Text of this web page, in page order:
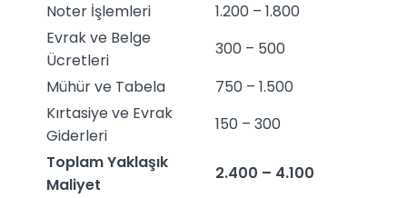
Noter İşlemleri
1.200 – 1.800
Evrak ve Belge
Ücretleri
300 – 500
Mühür ve Tabela
750 – 1.500
Kırtasiye ve Evrak
Giderleri
150 – 300
Toplam Yaklaşık
Maliyet
2.400 – 4.100